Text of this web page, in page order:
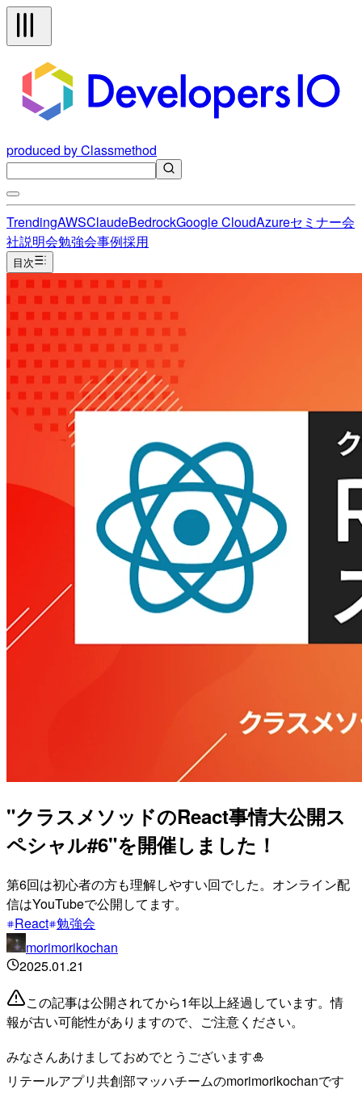
produced by Classmethod
TrendingAWSClaudeBedrockGoogle CloudAzureセミナー会
社説明会勉強会事例採用
目次
"クラスメソッドのReact事情大公開ス
ペシャル#6"を開催しました！
第6回は初心者の方も理解しやすい回でした。オンライン配
信はYouTubeで公開してます。
React 勉強会
morimorikochan
2025.01.21
この記事は公開されてから1年以上経過しています。情
報が古い可能性がありますので、ご注意ください。
みなさんあけましておめでとうございます🎍
リテールアプリ共創部マッハチームのmorimorikochanです